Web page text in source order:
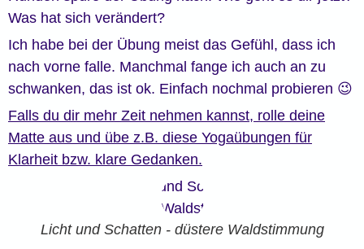
Was hat sich verändert?
Ich habe bei der Übung meist das Gefühl, dass ich
nach vorne falle. Manchmal fange ich auch an zu
schwanken, das ist ok. Einfach nochmal probieren 😉
Falls du dir mehr Zeit nehmen kannst, rolle deine
Matte aus und übe z.B. diese Yogaübungen für
Klarheit bzw. klare Gedanken.
Licht und Schatten - düstere Waldstimmung